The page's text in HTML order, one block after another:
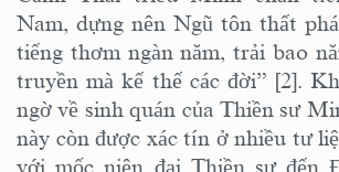
Nam, dựng nên Ngũ tôn thất
tiếng thơm ngàn năm, trải bao
truyền mà kế thế các đời” [2].
ngờ về sinh quán của Thiền sư
này còn được xác tín ở nhiều tư
với mốc niên đại Thiền sư đến